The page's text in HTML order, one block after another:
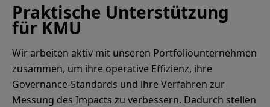
Praktische Unterstützung
für KMU
Wir arbeiten aktiv mit unseren Portfoliounternehmen
zusammen, um ihre operative Effizienz, ihre
Governance-Standards und ihre Verfahren zur
Messung des Impacts zu verbessern. Dadurch stellen